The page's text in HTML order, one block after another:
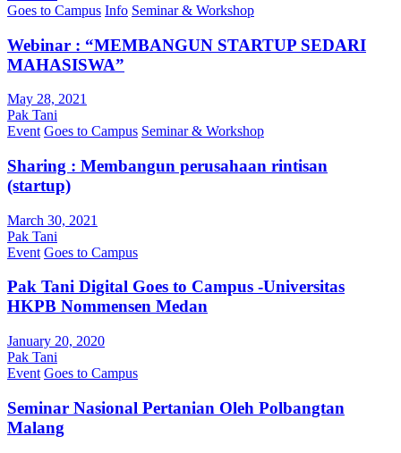
Goes to Campus Info Seminar & Workshop
Webinar : “MEMBANGUN STARTUP SEDARI
MAHASISWA”
May 28, 2021
Pak Tani
Event Goes to Campus Seminar & Workshop
Sharing : Membangun perusahaan rintisan
(startup)
March 30, 2021
Pak Tani
Event Goes to Campus
Pak Tani Digital Goes to Campus -Universitas
HKPB Nommensen Medan
January 20, 2020
Pak Tani
Event Goes to Campus
Seminar Nasional Pertanian Oleh Polbangtan
Malang